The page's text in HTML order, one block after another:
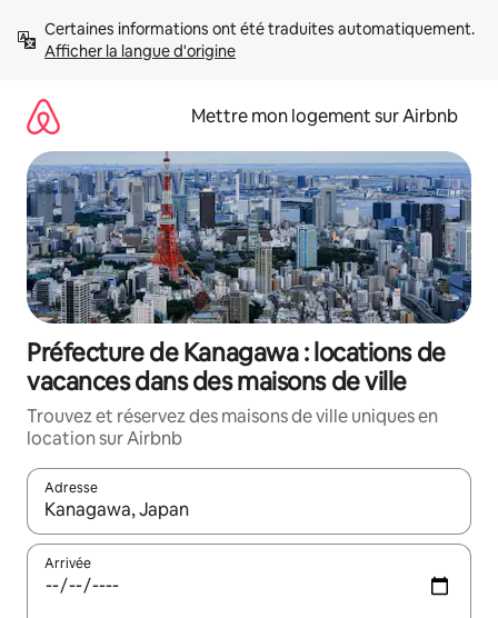
directement
Afficher la langue d'origine
Mettre mon logement sur Airbnb
Préfecture de Kanagawa : locations de
vacances dans des maisons de ville
Trouvez et réservez des maisons de ville uniques en
location sur Airbnb
Adresse
Lorsque les résultats s'affichent, utilisez les flèches vers le
Arrivée